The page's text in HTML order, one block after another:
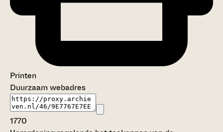
Printen
Duurzaam webadres
1770